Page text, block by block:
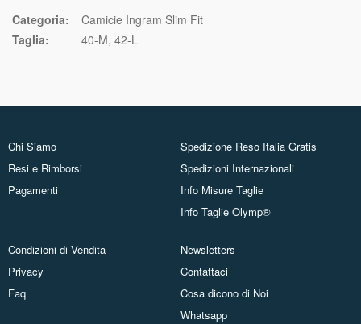
Categoria:
Camicie Ingram Slim Fit
Taglia:
40-M 42-L
Chi Siamo
Resi e Rimborsi
Pagamenti
Spedizione Reso Italia Gratis
Spedizioni Internazionali
Info Misure Taglie
Info Taglie Olymp®
Condizioni di Vendita
Privacy
Faq
Newsletters
Contattaci
Cosa dicono di Noi
Whatsapp